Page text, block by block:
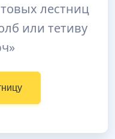
лестниц
или тетиву